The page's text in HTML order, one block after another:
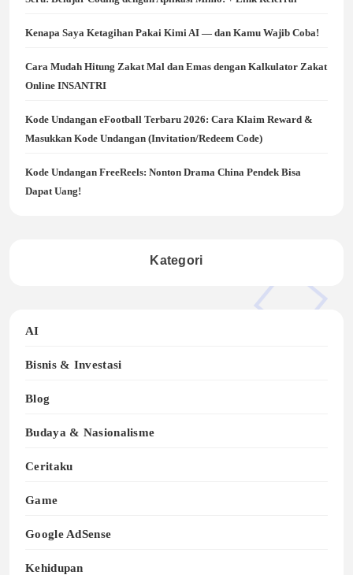
Kenapa Saya Ketagihan Pakai Kimi AI — dan Kamu Wajib Coba!
Cara Mudah Hitung Zakat Mal dan Emas dengan Kalkulator Zakat
Online INSANTRI
Kode Undangan eFootball Terbaru 2026: Cara Klaim Reward &
Masukkan Kode Undangan (Invitation/Redeem Code)
Kode Undangan FreeReels: Nonton Drama China Pendek Bisa
Dapat Uang!
Kategori
AI
Bisnis & Investasi
Blog
Budaya & Nasionalisme
Ceritaku
Game
Google AdSense
Kehidupan